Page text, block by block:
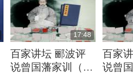
17:48
百家讲坛 郦波评
说曾国藩家训（上
百家
说曾